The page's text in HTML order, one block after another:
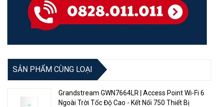
Thiết lập rất nhanh chóng, quản lý hoàn toàn qua điện thoại. chỉ
mất vài phút để hoàn tất quá trình cài đặt qua ứng dụng riêng cùng
việc hiển thị lưu lượng truy cập, số thiết bị đang kết nối...
SẢN PHẨM CÙNG LOẠI
Grandstream GWN7664LR | Access Point Wi-Fi 6
Ngoài Trời Tốc Độ Cao - Kết Nối 750 Thiết Bị